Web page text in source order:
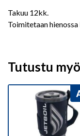
Takuu 12kk.
Toimitetaan hienossa
Tutustu